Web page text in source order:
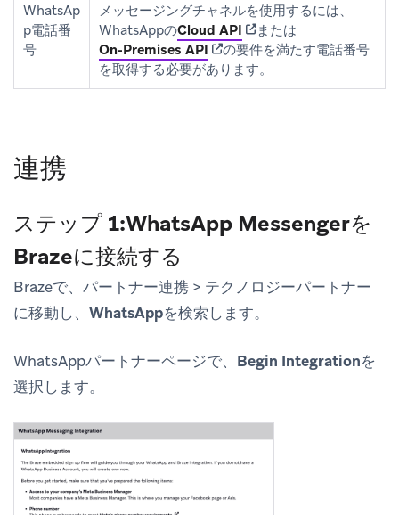
WhatsAp
p電話番
号
メッセージングチャネルを使用するには、
WhatsAppのCloud API (opens in new tab)
または
On-Premises API (opens in new tab)
の要件を満たす電話番号
を取得する必要があります。
連携
ステップ 1:WhatsApp Messengerを
Brazeに接続する
Brazeで、 パートナー連携 > テクノロジーパートナー
に移動し、 WhatsAppを検索します。
WhatsAppパートナーページで、 Begin Integrationを
選択します。